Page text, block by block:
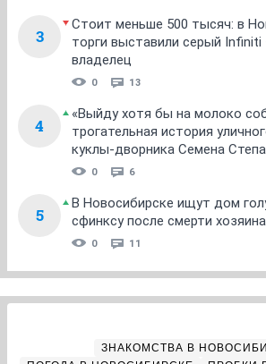
3
Стоит меньше 500 тысяч: в
торги выставили серый
владелец
0 13
4
«Выйду хотя бы на молоко
трогательная история
куклы-дворника Семена
0 6
5
В Новосибирске ищут дом
сфинксу после смерти
0 11
ЗНАКОМСТВА В